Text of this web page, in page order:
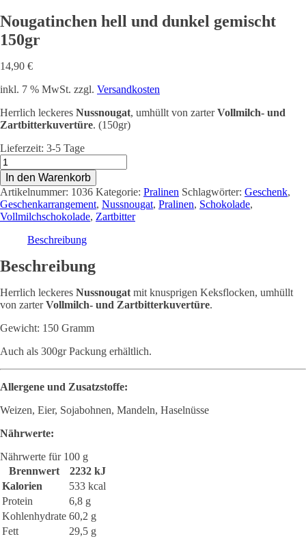
Nougatinchen hell und dunkel gemischt
150gr
14,90 €
inkl. 7 % MwSt. zzgl. Versandkosten
Herrlich leckeres Nussnougat, umhüllt von zarterVollmilch- und
Zartbitterkuvertüre. (150gr)
Lieferzeit: 3-5 Tage
Nougatinchen
hell
und
dunkel
gemischt
150gr
Menge
In den Warenkorb
Artikelnummer: 1036 Kategorie: Pralinen Schlagwörter: Geschenk,
Geschenkarrangement, Nussnougat, Pralinen, Schokolade,
Vollmilchschokolade, Zartbitter
Beschreibung
Beschreibung
Herrlich leckeres Nussnougat mit knusprigen Keksflocken, umhüllt
von zarterVollmilch- und Zartbitterkuvertüre.
Gewicht: 150 Gramm
Auch als 300gr Packung erhältlich.
Allergene und Zusatzstoffe:
Weizen, Eier, Sojabohnen, Mandeln, Haselnüsse
Nährwerte:
Nährwerte für 100 g
Brennwert
2232 kJ
Kalorien
533 kcal
Protein
6,8 g
Kohlenhydrate 60,2 g
Fett
29,5 g